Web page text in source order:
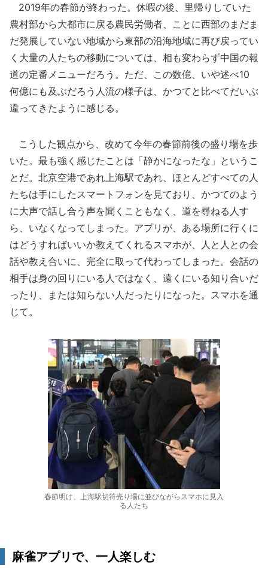
2019年の春節が終わった。休暇の後、里帰りしていた
農村部から大都市に戻る農民労働者、ことに西部のまだま
だ発展していない地域から東部の沿海地域に再び戻ってい
く大量の人たちの移動については、相も変わらず中国の報
道の定番メニューだろう。ただ、この数億、いや述べ10
何億にも及ぶだろう人流の様子は、かつてと比べてだいぶ
違ってきたように感じる。
こうした観点から、改めて今年の春節前後の盛り場を歩
いた。最も強く感じたことは「静かになったな」というこ
とだ。北京空港であれ上海駅であれ、ほとんどすべての人
たちは手にしたスマートフォンを見ており、かつてのよう
に大声で話し合う声を聞くこともなく、道を尋ねる人す
ら、いなくなってしまった。アプリが、ある場所に行くに
はどうすればいいか教えてくれるスマホが、人と人との会
話や教え合いに、完全に取って代わってしまった。会話の
相手は身の回りにいる人ではなく、遠くにいる知り合いだ
ったり、または知らない人だったりになった。スマホを通
じて。
春節明け、上海駅切符売り場に並びながらスマホに見入
る人たち
麻雀アプリで、一人楽しむ